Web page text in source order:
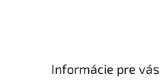
Informácie pre vás